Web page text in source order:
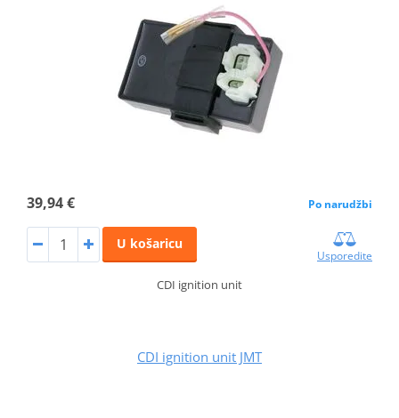
39,94 € Po narudžbi
U košaricu
Usporedite
CDI ignition unit
CDI ignition unit JMT